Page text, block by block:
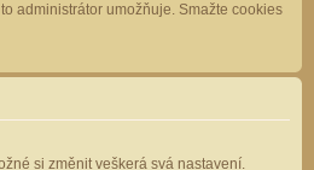
administrátor umožňuje. Smažte cookies
si změnit veškerá svá nastavení.